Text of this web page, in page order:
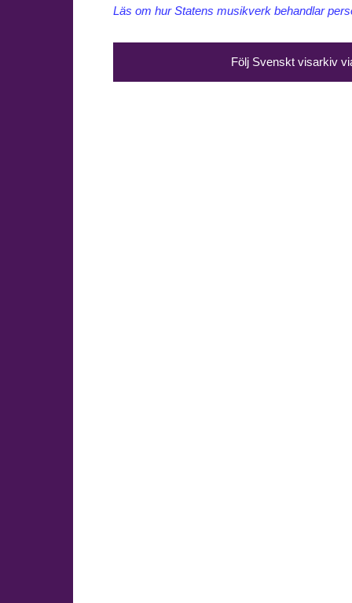
Läs om hur Statens musikverk behandlar
Följ Svenskt visarkiv